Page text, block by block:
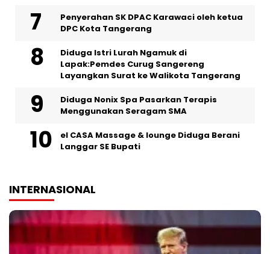
Penyerahan SK DPAC Karawaci oleh ketua
DPC Kota Tangerang
‎Diduga Istri Lurah Ngamuk di
Lapak:Pemdes Curug Sangereng
Layangkan Surat ke Walikota Tangerang
‎Diduga Nonix Spa Pasarkan Terapis
Menggunakan Seragam SMA
‎el CASA Massage & lounge Diduga Berani
Langgar SE Bupati
INTERNASIONAL